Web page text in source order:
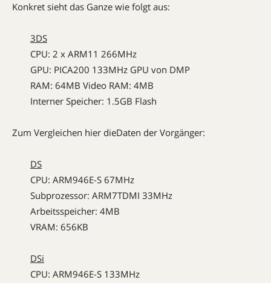
Konkret sieht das Ganze wie folgt aus:
3DS
CPU: 2 x ARM11 266MHz
GPU: PICA200 133MHz GPU von DMP
RAM: 64MB Video RAM: 4MB
Interner Speicher: 1.5GB Flash
Zum Vergleichen hier dieDaten der Vorgänger:
DS
CPU: ARM946E-S 67MHz
Subprozessor: ARM7TDMI 33MHz
Arbeitsspeicher: 4MB
VRAM: 656KB
DSi
CPU: ARM946E-S 133MHz